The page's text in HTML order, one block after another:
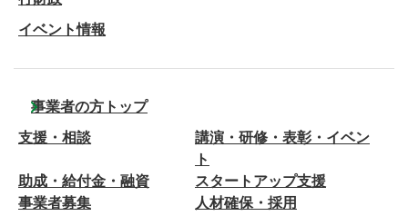
イベント情報
事業者の方トップ
支援・相談
講演・研修・表彰・イベン
ト
助成・給付金・融資
スタートアップ支援
事業者募集
人材確保・採用